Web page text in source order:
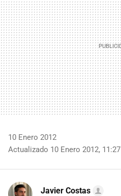
10 Enero 2012
Actualizado 10 Enero 2012, 11:27
Javier Costas